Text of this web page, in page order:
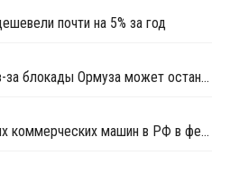
почти на 5% за год
Фундаментальный сбой: из-за блокады Ормуза может остановиться производство автомобилей
Продажи легковых и легких коммерческих машин в РФ в феврале выросли на 1,2% год к году